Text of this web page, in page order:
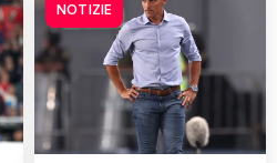
NOTIZIE